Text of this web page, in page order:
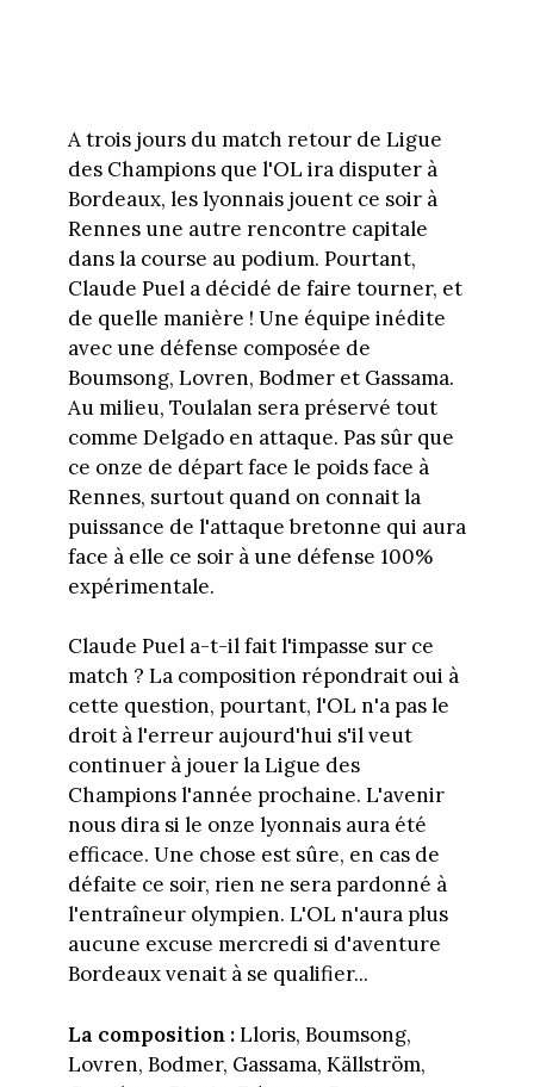
A trois jours du match retour de Ligue
des Champions que l'OL ira disputer à
Bordeaux, les lyonnais jouent ce soir à
Rennes une autre rencontre capitale
dans la course au podium. Pourtant,
Claude Puel a décidé de faire tourner, et
de quelle manière ! Une équipe inédite
avec une défense composée de
Boumsong, Lovren, Bodmer et Gassama.
Au milieu, Toulalan sera préservé tout
comme Delgado en attaque. Pas sûr que
ce onze de départ face le poids face à
Rennes, surtout quand on connait la
puissance de l'attaque bretonne qui aura
face à elle ce soir à une défense 100%
expérimentale.
Claude Puel a-t-il fait l'impasse sur ce
match ? La composition répondrait oui à
cette question, pourtant, l'OL n'a pas le
droit à l'erreur aujourd'hui s'il veut
continuer à jouer la Ligue des
Champions l'année prochaine. L'avenir
nous dira si le onze lyonnais aura été
efficace. Une chose est sûre, en cas de
défaite ce soir, rien ne sera pardonné à
l'entraîneur olympien. L'OL n'aura plus
aucune excuse mercredi si d'aventure
Bordeaux venait à se qualifier...
La composition :Lloris, Boumsong,
Lovren, Bodmer, Gassama, Källström,